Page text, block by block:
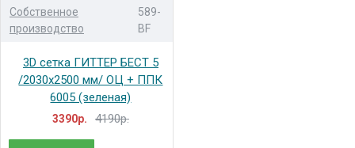
Собственное
производство
589-
BF
3D сетка ГИТТЕР БЕСТ 5
/2030x2500 мм/ ОЦ + ППК
6005 (зеленая)
3390р. 4190р.